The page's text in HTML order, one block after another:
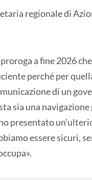
regionale di
a fine 2026
perché per
di un
sia una
presentato
essere sicuri,